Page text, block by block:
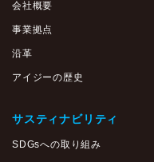
会社概要
事業拠点
沿革
アイジーの歴史
サスティナビリティ
SDGsへの取り組み